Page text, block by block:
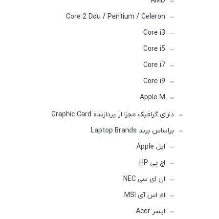
Core 2 Dou / Pentium / Celeron
Core i3
Core i5
Core i7
Core i9
Apple M
دارای گرافیک مجزا از پردازنده Graphic Card
براساس برند Laptop Brands
اپل Apple
اچ پی HP
ان ای سی NEC
ام اس آی MSI
ایسر Acer